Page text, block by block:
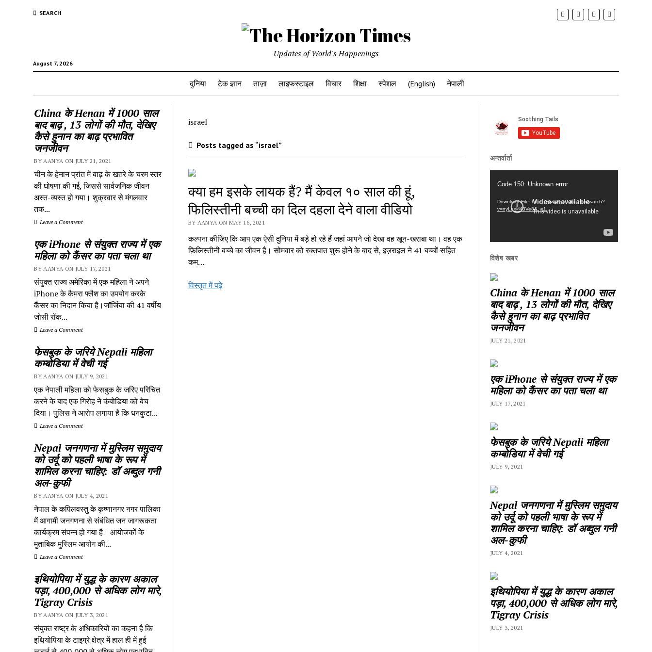
SEARCH
August 7, 2026
Updates of World's Happenings
दुनिया टेक ज्ञान ताज़ा लाइफस्टाइल विचार शिक्षा स्पेशल (English) नेपाली
China के Henan में 1000 साल
बाद बाढ़ , 13 लोगों की मौत, देखिए
कैसे हुनान का बाढ़ प्रभावित
जनजीवन
BY AANYA ON JULY 21, 2021
चीन के हेनान प्रांत में बाढ़ के खतरे के चरम स्तर
की घोषणा की गई, जिससे सार्वजनिक जीवन
अस्त-व्यस्त हो गया। शुक्रवार से मंगलवार
तक...
Leave a Comment
एक iPhone से संयुक्त राज्य में एक
महिला को कैंसर का पता चला था
BY AANYA ON JULY 17, 2021
संयुक्त राज्य अमेरिका में एक महिला ने अपने
iPhone के कैमरा फ्लैश का उपयोग करके
कैंसर का निदान किया है।जॉर्जिया की 41 वर्षीय
जोसी रॉक...
Leave a Comment
फेसबुक के जरिये Nepali महिला
कम्बोडिया में वेची गई
BY AANYA ON JULY 9, 2021
एक नेपाली महिला को फेसबुक के जरिए परिचित
करने के बाद एक गिरोह ने कंबोडिया को बेच
दिया। पुलिस ने आरोप लगाया है कि धनकुटा...
Leave a Comment
Nepal जनगणना में मुस्लिम समुदाय
को उर्दू को पहली भाषा के रूप में
शामिल करना चाहिए: डॉ अब्दुल गनी
अल-कुफी
BY AANYA ON JULY 4, 2021
नेपाल के कपिलवस्तु के कृष्णानगर नगर पालिका
में आगामी जनगणना से संबंधित जन जागरूकता
कार्यक्रम संपन्न हो गया है। आयोजकों के
मुताबिक मुस्लिम आयोग की...
Leave a Comment
इथियोपिया में युद्ध के कारण अकाल
पड़ा, 400,000 से अधिक लोग मारे,
Tigray Crisis
BY AANYA ON JULY 3, 2021
संयुक्त राष्ट्र के अधिकारियों का कहना है कि
इथियोपिया के टाइग्रे क्षेत्र में हाल ही में हुई
israel
Posts tagged as “israel”
क्या हम इसके लायक हैं? मैं केवल १० साल की हूं,
फिलिस्तीनी बच्ची का दिल दहला देने वाला वीडियो
BY AANYA ON MAY 16, 2021
कल्पना कीजिए कि आप एक ऐसी दुनिया में बड़े हो रहे हैं जहां आपने जो देखा वह खून-खराबा था। वह एक
फ़िलिस्तीनी बच्चे का जीवन है। सोमवार को रक्तपात शुरू होने के बाद से, इज़राइल ने 41 बच्चों सहित
कम…
विस्तृत में पढ़ेक्या
अन्तर्वार्ता
Player
Code 150: Unknown error.
Download File: https://www.youtube.com/watch?
v=nyLqxH43Ve8&_=1
विशेष खबर
China के Henan में 1000 साल
बाद बाढ़ , 13 लोगों की मौत, देखिए
कैसे हुनान का बाढ़ प्रभावित
जनजीवन
JULY 21, 2021
एक iPhone से संयुक्त राज्य में एक
महिला को कैंसर का पता चला था
JULY 17, 2021
फेसबुक के जरिये Nepali महिला
कम्बोडिया में वेची गई
JULY 9, 2021
Nepal जनगणना में मुस्लिम समुदाय
को उर्दू को पहली भाषा के रूप में
शामिल करना चाहिए: डॉ अब्दुल गनी
अल-कुफी
JULY 4, 2021
इथियोपिया में युद्ध के कारण अकाल
पड़ा, 400,000 से अधिक लोग मारे,
Tigray Crisis
JULY 3, 2021